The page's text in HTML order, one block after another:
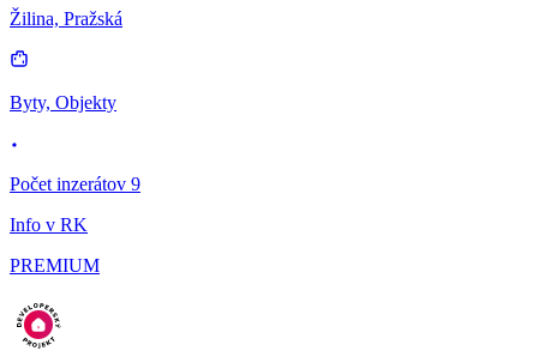
Žilina, Pražská
Byty, Objekty
Počet inzerátov 9
Info v RK
PREMIUM